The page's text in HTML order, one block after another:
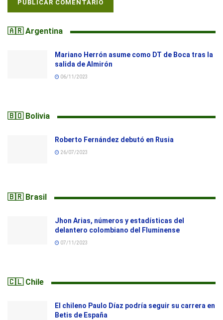
🇦🇷 Argentina
Mariano Herrón asume como DT de Boca tras la
salida de Almirón
06/11/2023
🇧🇴 Bolivia
Roberto Fernández debutó en Rusia
26/07/2023
🇧🇷 Brasil
Jhon Arias, números y estadísticas del
delantero colombiano del Fluminense
07/11/2023
🇨🇱 Chile
El chileno Paulo Díaz podría seguir su carrera en
Betis de España